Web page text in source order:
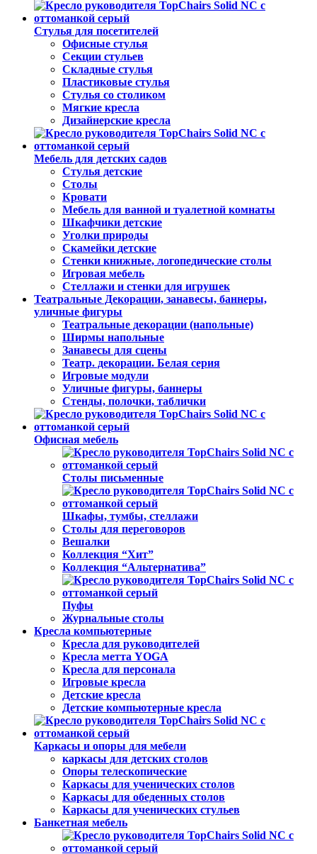
Стулья для посетителей
Офисные стулья
Секции стульев
Складные стулья
Пластиковые стулья
Стулья со столиком
Мягкие кресла
Дизайнерские кресла
Мебель для детских садов
Стулья детские
Столы
Кровати
Мебель для ванной и туалетной комнаты
Шкафчики детские
Уголки природы
Скамейки детские
Стенки книжные, логопедические столы
Игровая мебель
Стеллажи и стенки для игрушек
Театральные Декорации, занавесы, баннеры,
уличные фигуры
Театральные декорации (напольные)
Ширмы напольные
Занавесы для сцены
Театр. декорации. Белая серия
Игровые модули
Уличные фигуры, баннеры
Стенды, полочки, таблички
Офисная мебель
Столы письменные
Шкафы, тумбы, стеллажи
Столы для переговоров
Вешалки
Коллекция “Хит”
Коллекция “Альтернатива”
Пуфы
Журнальные столы
Кресла компьютерные
Кресла для руководителей
Кресла метта YOGA
Кресла для персонала
Игровые кресла
Детские кресла
Детские компьютерные кресла
Каркасы и опоры для мебели
каркасы для детских столов
Опоры телескопические
Каркасы для ученических столов
Каркасы для обеденных столов
Каркасы для ученических стульев
Банкетная мебель